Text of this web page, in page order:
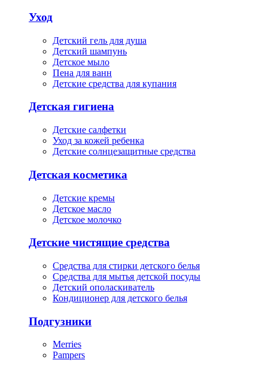
Уход
Детский гель для душа
Детский шампунь
Детское мыло
Пена для ванн
Детские средства для купания
Детская гигиена
Детские салфетки
Уход за кожей ребенка
Детские солнцезащитные средства
Детская косметика
Детские кремы
Детское масло
Детское молочко
Детские чистящие средства
Средства для стирки детского белья
Средства для мытья детской посуды
Детский ополаскиватель
Кондиционер для детского белья
Подгузники
Merries
Pampers